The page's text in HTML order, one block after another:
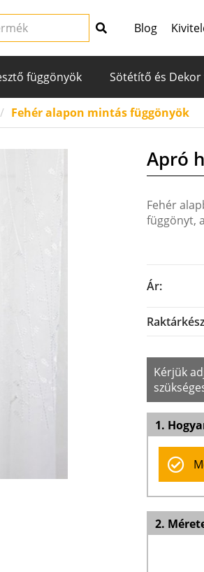
Blog
függönyök Sötétítő és
Fehér alapon mintás függönyök
Apró
Fehér
függönyt,
Ár:
Kérjük
1.
2.